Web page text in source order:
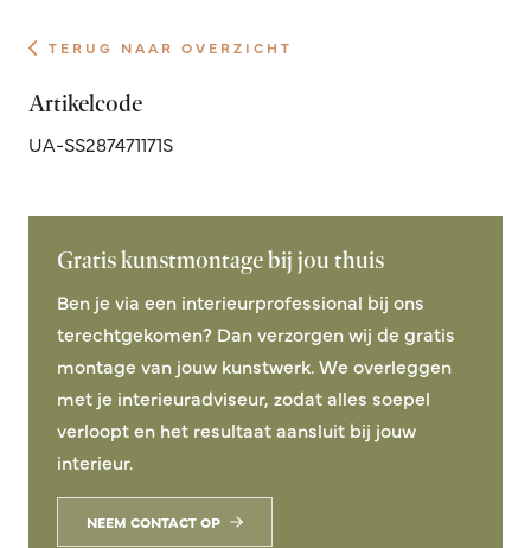
TERUG NAAR OVERZICHT
Artikelcode
UA-SS287471171S
Gratis kunstmontage bij jou thuis
Ben je via een interieurprofessional bij ons
terechtgekomen? Dan verzorgen wij de gratis
montage van jouw kunstwerk. We overleggen
met je interieuradviseur, zodat alles soepel
verloopt en het resultaat aansluit bij jouw
interieur.
NEEM CONTACT OP